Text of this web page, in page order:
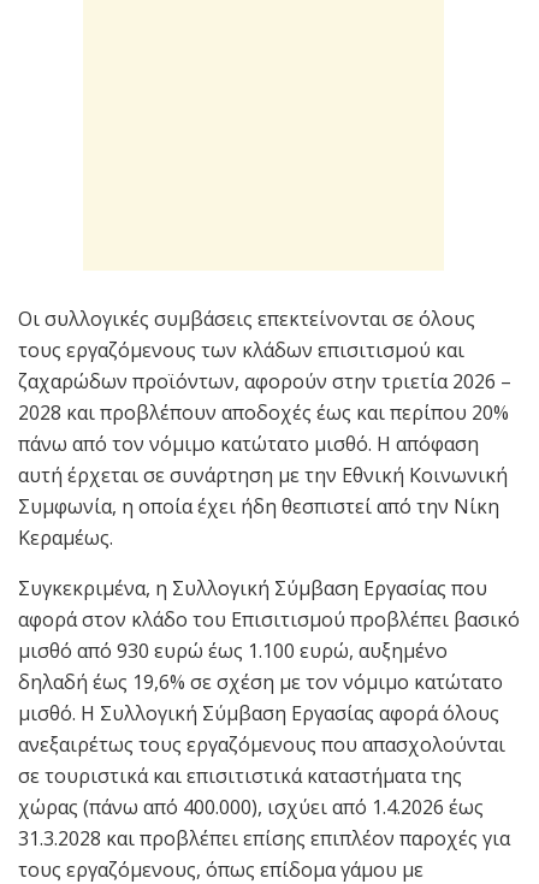
Οι συλλογικές συμβάσεις επεκτείνονται σε όλους
τους εργαζόμενους των κλάδων επισιτισμού και
ζαχαρώδων προϊόντων, αφορούν στην τριετία 2026 –
2028 και προβλέπουν αποδοχές έως και περίπου 20%
πάνω από τον νόμιμο κατώτατο μισθό. Η απόφαση
αυτή έρχεται σε συνάρτηση με την Εθνική Κοινωνική
Συμφωνία, η οποία έχει ήδη θεσπιστεί από την Νίκη
Κεραμέως.
Συγκεκριμένα, η Συλλογική Σύμβαση Εργασίας που
αφορά στον κλάδο του Επισιτισμού προβλέπει βασικό
μισθό από 930 ευρώ έως 1.100 ευρώ, αυξημένο
δηλαδή έως 19,6% σε σχέση με τον νόμιμο κατώτατο
μισθό. Η Συλλογική Σύμβαση Εργασίας αφορά όλους
ανεξαιρέτως τους εργαζόμενους που απασχολούνται
σε τουριστικά και επισιτιστικά καταστήματα της
χώρας (πάνω από 400.000), ισχύει από 1.4.2026 έως
31.3.2028 και προβλέπει επίσης επιπλέον παροχές για
τους εργαζόμενους, όπως επίδομα γάμου με